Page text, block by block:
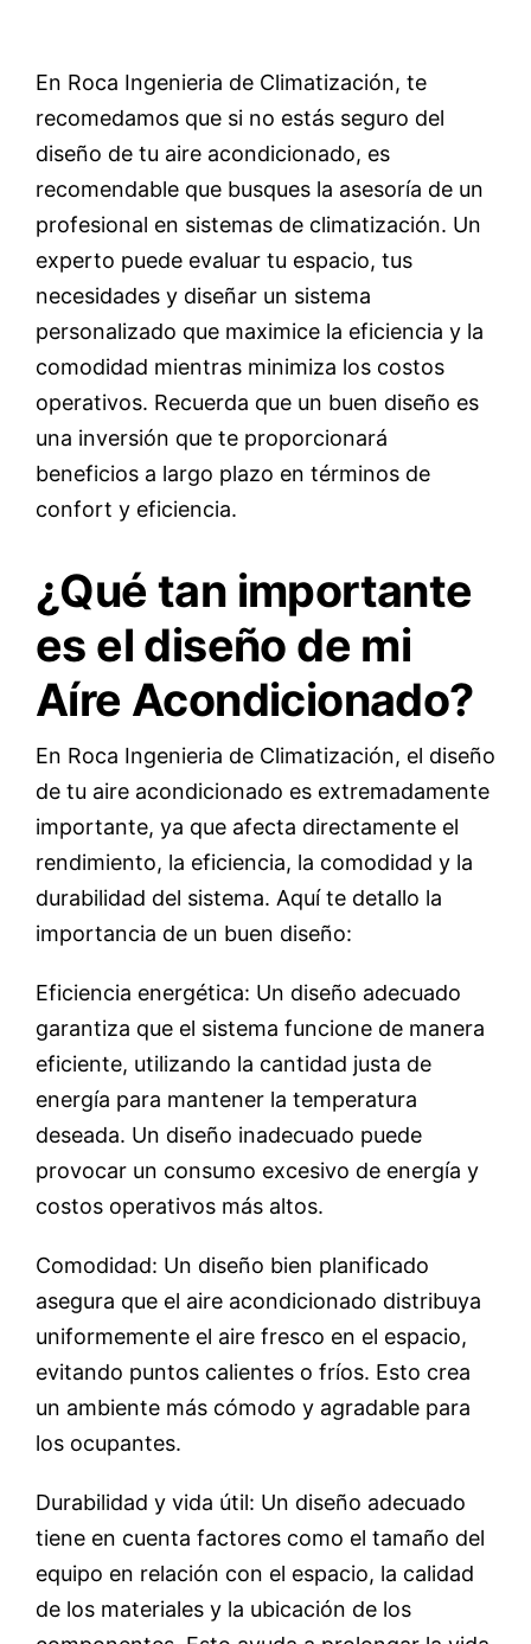
En Roca Ingenieria de Climatización, te
recomedamos que si no estás seguro del
diseño de tu aire acondicionado, es
recomendable que busques la asesoría de un
profesional en sistemas de climatización. Un
experto puede evaluar tu espacio, tus
necesidades y diseñar un sistema
personalizado que maximice la eficiencia y la
comodidad mientras minimiza los costos
operativos. Recuerda que un buen diseño es
una inversión que te proporcionará
beneficios a largo plazo en términos de
confort y eficiencia.
¿Qué tan importante
es el diseño de mi
Aíre Acondicionado?
En Roca Ingenieria de Climatización, el diseño
de tu aire acondicionado es extremadamente
importante, ya que afecta directamente el
rendimiento, la eficiencia, la comodidad y la
durabilidad del sistema. Aquí te detallo la
importancia de un buen diseño:
Eficiencia energética: Un diseño adecuado
garantiza que el sistema funcione de manera
eficiente, utilizando la cantidad justa de
energía para mantener la temperatura
deseada. Un diseño inadecuado puede
provocar un consumo excesivo de energía y
costos operativos más altos.
Comodidad: Un diseño bien planificado
asegura que el aire acondicionado distribuya
uniformemente el aire fresco en el espacio,
evitando puntos calientes o fríos. Esto crea
un ambiente más cómodo y agradable para
los ocupantes.
Durabilidad y vida útil: Un diseño adecuado
tiene en cuenta factores como el tamaño del
equipo en relación con el espacio, la calidad
de los materiales y la ubicación de los